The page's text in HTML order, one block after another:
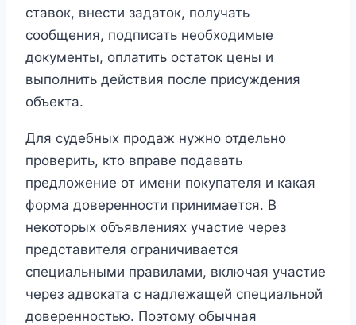
ставок, внести задаток, получать
сообщения, подписать необходимые
документы, оплатить остаток цены и
выполнить действия после присуждения
объекта.
Для судебных продаж нужно отдельно
проверить, кто вправе подавать
предложение от имени покупателя и какая
форма доверенности принимается. В
некоторых объявлениях участие через
представителя ограничивается
специальными правилами, включая участие
через адвоката с надлежащей специальной
доверенностью. Поэтому обычная